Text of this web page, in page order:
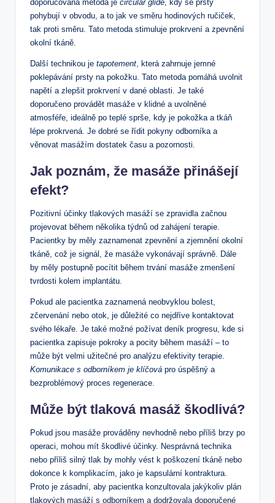
doporučovaná metoda je circular glide, kdy se prsty
pohybují v obvodu, a to jak ve směru hodinových ručiček,
tak proti směru. Tato metoda stimuluje prokrvení a zpevnění
okolní tkáně.
Další technikou je tapotement, která zahrnuje jemné
poklepávání prsty na pokožku. Tato metoda pomáhá uvolnit
napětí a zlepšit prokrvení v dané oblasti. Je také
doporučeno provádět masáže v klidné a uvolněné
atmosféře, ideálně po teplé sprše, kdy je pokožka a tkáň
lépe prokrvená. Je dobré se řídit pokyny odborníka a
věnovat masážím dostatek času a pozornosti.
Jak poznám, že masáže přinášejí
efekt?
Pozitivní účinky tlakových masáží se zpravidla začnou
projevovat během několika týdnů od zahájení terapie.
Pacientky by měly zaznamenat zpevnění a zjemnění okolní
tkáně, což je signál, že masáže vykonávají správně. Dále
by měly postupně pocítit během trvání masáže zmenšení
tvrdosti kolem implantátu.
Pokud ale pacientka zaznamená neobvyklou bolest,
zčervenání nebo otok, je důležité co nejdříve kontaktovat
svého lékaře. Je také možné požívat deník progresu, kde si
pacientka zapisuje pokroky a pocity během masáží – to
může být velmi užitečné pro analýzu efektivity terapie.
Komunikace s odborníkem je klíčová pro úspěšný a
bezproblémový proces regenerace.
Může být tlaková masáž škodlivá?
Pokud jsou masáže prováděny nevhodně nebo příliš brzy po
operaci, mohou mít škodlivé účinky. Nesprávná technika
nebo příliš silný tlak by mohly vést k poškození tkáně nebo
dokonce k komplikacím, jako je kapsulární kontraktura.
Proto je zásadní, aby pacientka konzultovala jakýkoliv plán
tlakových masáží s odborníkem a dodržovala doporučené